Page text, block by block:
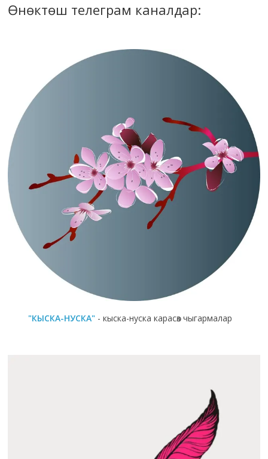
Өнөктөш телеграм каналдар:
"КЫСКА-НУСКА" - кыска-нуска карасөз чыгармалар